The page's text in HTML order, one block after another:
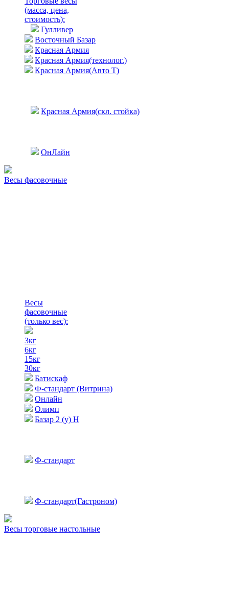
(масса, цена,
стоимость):
Гулливер
Восточный Базар
Красная Армия
Красная Армия(технолог.)
Красная Армия(Авто Т)
Красная Армия(скл. стойка)
ОнЛайн
Весы фасовочные
Весы
фасовочные
(только вес):
3кг
6кг
15кг
30кг
Батискаф
Ф-стандарт (Витрина)
Онлайн
Олимп
Базар 2 (у) Н
Ф-стандарт
Ф-стандарт(Гастроном)
Весы торговые настольные